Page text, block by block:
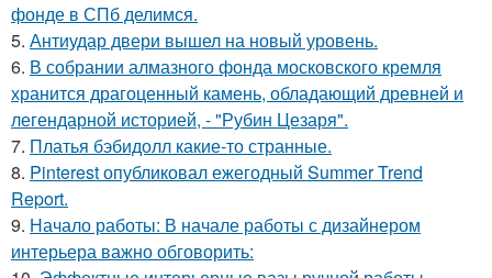
фонде в СПб делимся.
5. Антиудар двери вышел на новый уровень.
6. В собрании алмазного фонда московского кремля
хранится драгоценный камень, обладающий древней и
легендарной историей, - "Рубин Цезаря".
7. Платья бэбидолл какие-то странные.
8. Pinterest опубликовал ежегодный Summer Trend
Report.
9. Начало работы: В начале работы с дизайнером
интерьера важно обговорить: